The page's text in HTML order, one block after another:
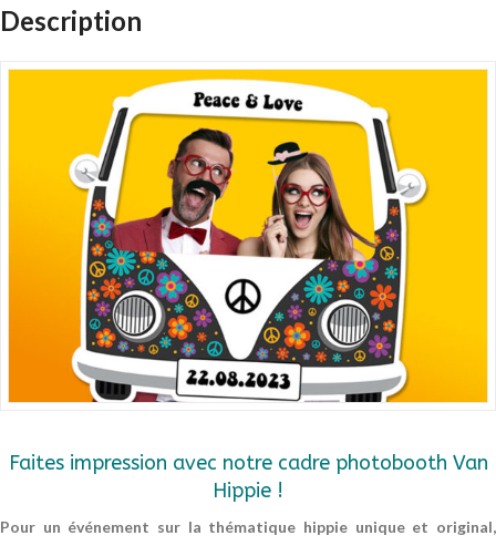
Description
Faites impression avec notre cadre photobooth Van
Hippie !
Pour un événement sur la thématique hippie unique et original,